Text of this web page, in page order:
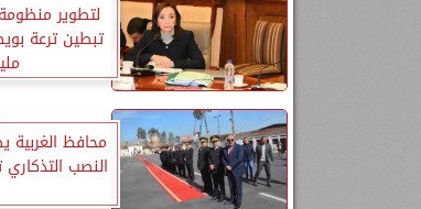
لتطوير
محافظ الغربية
النصب التذكاري